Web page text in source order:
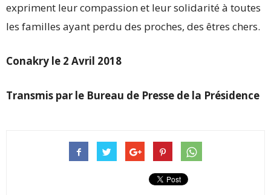
expriment leur compassion et leur solidarité à toutes
les familles ayant perdu des proches, des êtres chers.
Conakry le 2 Avril 2018
Transmis par le Bureau de Presse de la Présidence